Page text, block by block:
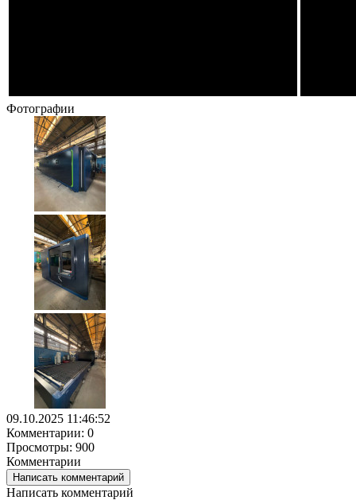
Фотографии
09.10.2025 11:46:52
Комментарии: 0
Просмотры: 900
Комментарии
Написать комментарий
Написать комментарий